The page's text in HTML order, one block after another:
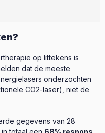
op littekens is
dat de meeste
onderzochten
CO2-laser), niet de
gegevens van 28